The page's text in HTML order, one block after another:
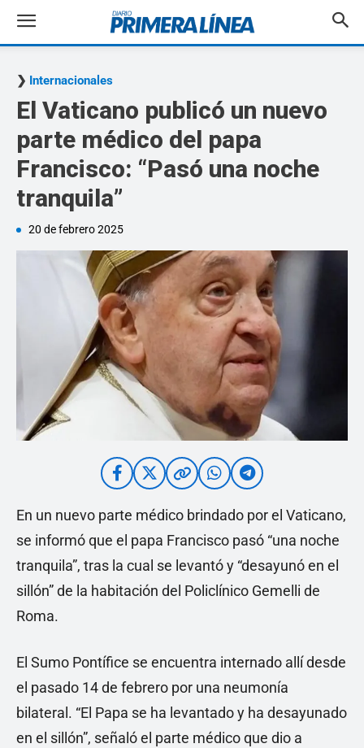
Internacionales
El Vaticano publicó un nuevo
parte médico del papa
Francisco: “Pasó una noche
tranquila”
20 de febrero 2025
En un nuevo parte médico brindado por el Vaticano,
se informó que el papa Francisco pasó “una noche
tranquila”, tras la cual se levantó y “desayunó en el
sillón” de la habitación del Policlínico Gemelli de
Roma.
El Sumo Pontífice se encuentra internado allí desde
el pasado 14 de febrero por una neumonía
bilateral. “El Papa se ha levantado y ha desayunado
en el sillón”, señaló el parte médico que dio a